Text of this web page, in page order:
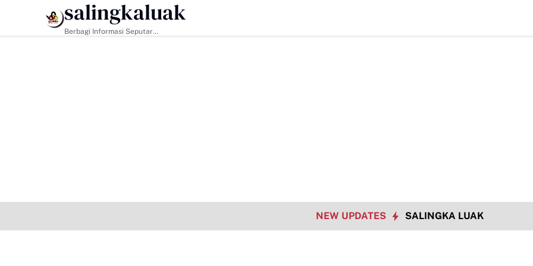
HEADLINE
salingkaluak
Berbagi Informasi Seputar
NEW UPDATES SALINGKA LUAK